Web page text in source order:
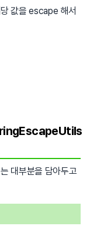
값을 escape 해서
대부분을 담아두고